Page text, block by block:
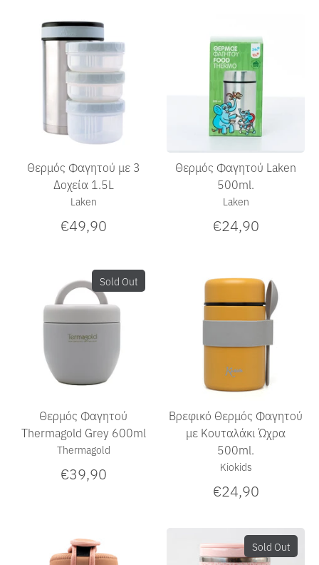
Θερμός Φαγητού με 3
Δοχεία 1.5L
Laken
€49,90
Θερμός Φαγητού Laken
500ml.
Laken
€24,90
Θερμός Φαγητού
Thermagold Grey 600ml
Thermagold
€39,90
Sold Out
Βρεφικό Θερμός Φαγητού
με Κουταλάκι Ώχρα
500ml.
Kiokids
€24,90
Sold Out